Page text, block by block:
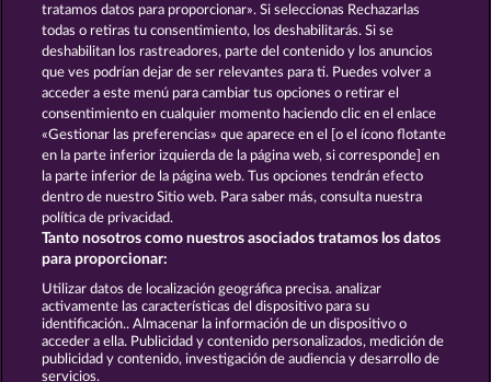
OLD FISHERMAN MALLORCA WILDS
Términos y condiciones
Declaración de privacidad
Empresa
Enviar solicitud de desistimiento
tratamos datos para proporcionar». Si seleccionas Rechazarlas
todas o retiras tu consentimiento, los deshabilitarás. Si se
deshabilitan los rastreadores, parte del contenido y los anuncios
que ves podrían dejar de ser relevantes para ti. Puedes volver a
acceder a este menú para cambiar tus opciones o retirar el
consentimiento en cualquier momento haciendo clic en el enlace
«Gestionar las preferencias» que aparece en el [o el ícono flotante
en la parte inferior izquierda de la página web, si corresponde] en
la parte inferior de la página web. Tus opciones tendrán efecto
dentro de nuestro Sitio web. Para saber más, consulta nuestra
política de privacidad.
Tanto nosotros como nuestros asociados tratamos los datos
para proporcionar:
Utilizar datos de localización geográfica precisa. analizar
activamente las características del dispositivo para su
identificación.. Almacenar la información de un dispositivo o
acceder a ella. Publicidad y contenido personalizados, medición de
publicidad y contenido, investigación de audiencia y desarrollo de
servicios.